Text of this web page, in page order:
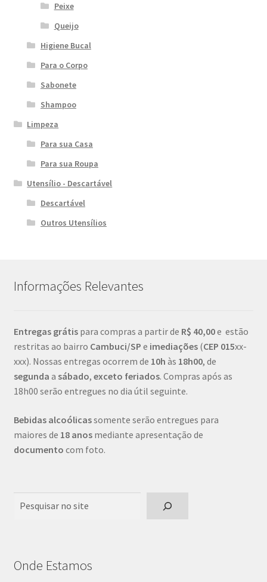
Peixe
Queijo
Higiene Bucal
Para o Corpo
Sabonete
Shampoo
Limpeza
Para sua Casa
Para sua Roupa
Utensílio - Descartável
Descartável
Outros Utensílios
Informações Relevantes
Entregas grátis para compras a partir de R$ 40,00e estão
restritas ao bairro Cambuci/SP e imediações(CEP 015xx-
xxx). Nossas entregas ocorrem de 10h às 18h00, de
segunda a sábado, exceto feriados. Compras após as
18h00 serão entregues no dia útil seguinte.
Bebidas alcoólicassomente serão entregues para
maiores de 18 anosmediante apresentação de
documento com foto.
Onde Estamos